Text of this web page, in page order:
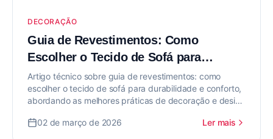
DECORAÇÃO
Guia de Revestimentos: Como
Escolher o Tecido de Sofá para
Durabilidade e Conforto
Artigo técnico sobre guia de revestimentos: como
escolher o tecido de sofá para durabilidade e conforto,
abordando as melhores práticas de decoração e design
02 de março de 2026
Ler mais